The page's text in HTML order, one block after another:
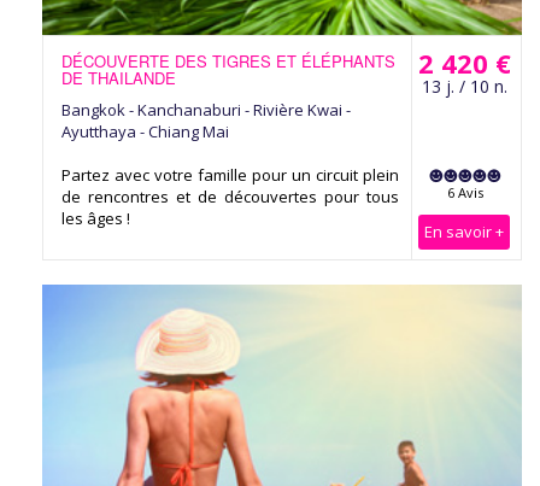
2 420 €
13 j. / 10 n.
6 Avis
En savoir +
DÉCOUVERTE DES TIGRES ET ÉLÉPHANTS
DE THAILANDE
Bangkok - Kanchanaburi - Rivière Kwai -
Ayutthaya - Chiang Mai
Partez avec votre famille pour un circuit plein
de rencontres et de découvertes pour tous
les âges !